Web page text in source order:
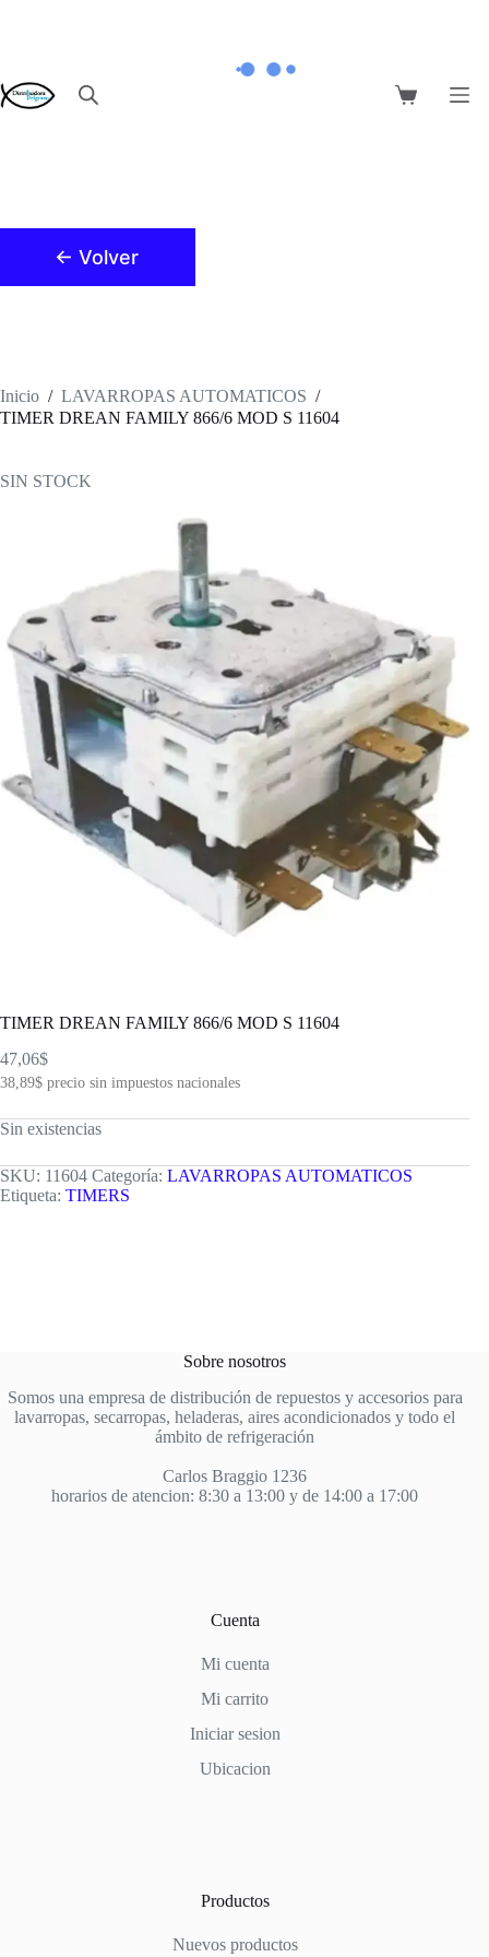
Carro
← Volver
Inicio / LAVARROPAS AUTOMATICOS /
TIMER DREAN FAMILY 866/6 MOD S 11604
SIN STOCK
TIMER DREAN FAMILY 866/6 MOD S 11604
47,06$
38,89$ precio sin impuestos nacionales
Sin existencias
SKU: 11604 Categoría: LAVARROPAS AUTOMATICOS
Etiqueta: TIMERS
Sobre nosotros
Somos una empresa de distribución de repuestos y accesorios para
lavarropas, secarropas, heladeras, aires acondicionados y todo el
ámbito de refrigeración
Carlos Braggio 1236
horarios de atencion: 8:30 a 13:00 y de 14:00 a 17:00
Cuenta
Mi cuenta
Mi carrito
Iniciar sesion
Ubicacion
Productos
Nuevos productos